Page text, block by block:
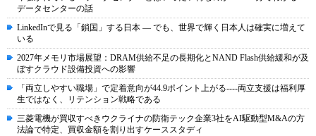
データセンターの話
LinkedInで見る「鎖国」する日本 ― でも、世界で輝く日本人は確実に増えて
いる
2027年メモリ市場展望：DRAM供給不足の長期化とNAND Flash供給緩和が及
ぼすクラウド設備投資への影響
「両立しやすい職場」で定着意向が44.9ポイント上がる----両立支援は福利厚
生ではなく、リテンション戦略である
三菱電機が買収すべきウクライナの防衛テック企業3社をAI駆動型M&Aの方
法論で特定、買収金額を割り出すケーススタディ